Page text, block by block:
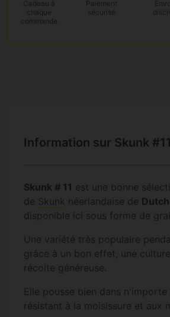
Cadeau à
chaque
commande
Paiement
sécurisé
Information sur Skunk #11
Skunk # 11 est une bonne
de Skunk néerlandaise de
disponible ici sous forme de
Une variété très populaire
grâce à un bon effet, une
récolte généreuse.
Elle pousse bien dans
résistant à la moisissure et aux